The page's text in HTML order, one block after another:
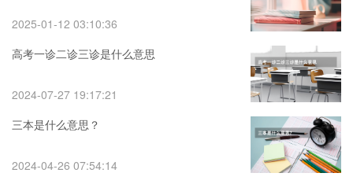
2025-01-12 03:10:36
高考一诊二诊三诊是什么意思
2024-07-27 19:17:21
三本是什么意思？
2024-04-26 07:54:14